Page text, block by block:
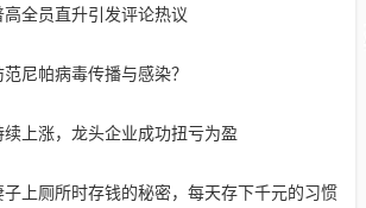
全员直升引发评论热议
尼帕病毒传播与感染？
上涨，龙头企业成功扭亏为盈
子上厕所时存钱的秘密，每天存下千元的习惯